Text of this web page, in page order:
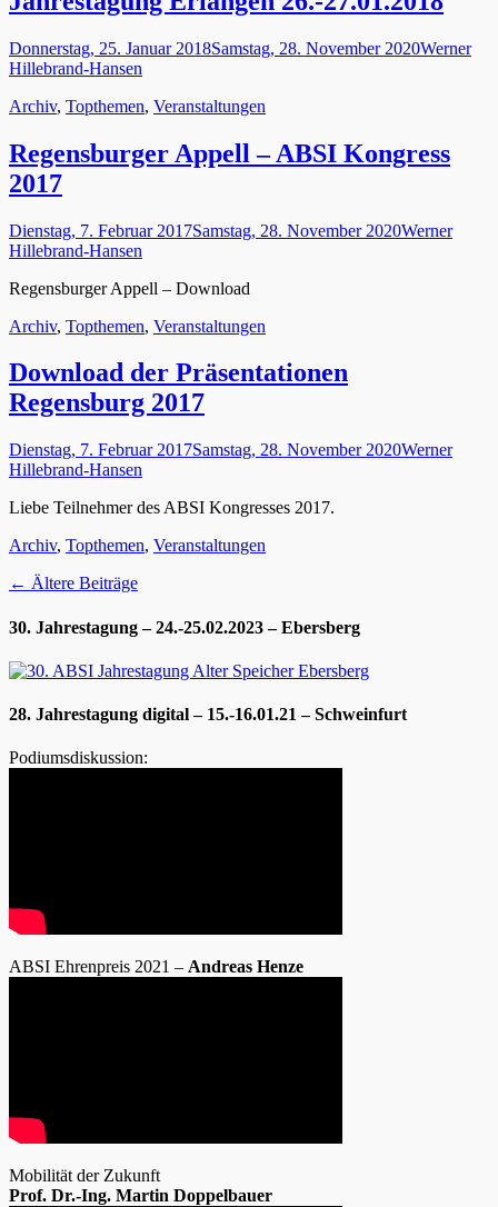
Gepostet
am
Donnerstag, 25. Januar 2018Samstag, 28. November 2020Autor
Werner
Hillebrand-Hansen
Kategorien
Archiv, Topthemen, Veranstaltungen
Regensburger Appell – ABSI Kongress
2017
Gepostet
am
Dienstag, 7. Februar 2017Samstag, 28. November 2020Autor
Werner
Hillebrand-Hansen
Regensburger Appell – Download
Kategorien
Archiv, Topthemen, Veranstaltungen
Download der Präsentationen
Regensburg 2017
Gepostet
am
Dienstag, 7. Februar 2017Samstag, 28. November 2020Autor
Werner
Hillebrand-Hansen
Liebe Teilnehmer des ABSI Kongresses 2017.
Kategorien
Archiv, Topthemen, Veranstaltungen
Beitragsnavigation
← Ältere Beiträge
30. Jahrestagung – 24.-25.02.2023 – Ebersberg
28. Jahrestagung digital – 15.-16.01.21 – Schweinfurt
Podiumsdiskussion:
ABSI Ehrenpreis 2021 – Andreas Henze
Mobilität der Zukunft
Prof. Dr.-Ing. Martin Doppelbauer